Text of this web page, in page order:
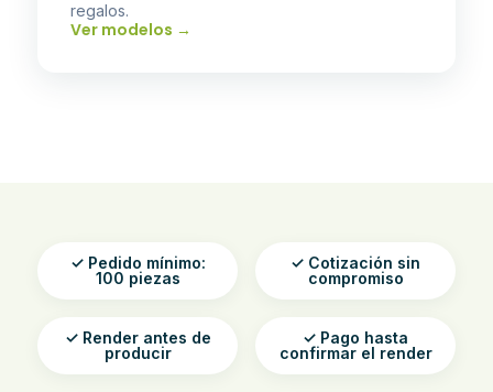
regalos.
Ver modelos →
✓ Pedido mínimo:
100 piezas
✓ Cotización sin
compromiso
✓ Render antes de
producir
✓ Pago hasta
confirmar el render